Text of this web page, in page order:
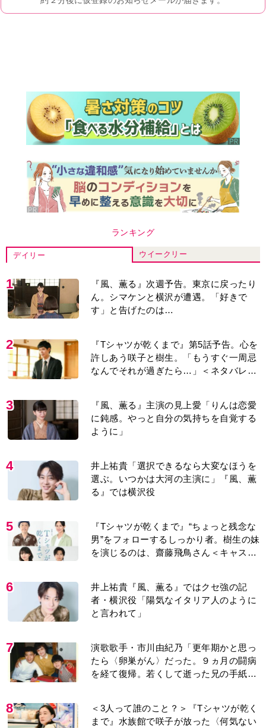
ランキング
デイリー ウイークリー
1
『風、薫る』次週予告。東京に戻ったり
ん。シマケンと横沢が遭遇。「好きで
す」と告げたのは…
2
『Tシャツが乾くまで』第5話予告。心を
許しあう咲子と樹生。「もうすぐ一周忌
なんでそれが過ぎたら…」＜ネタバレあ
3
『風、薫る』主演の見上愛「りんは恋愛
に鈍感。やっと自分の気持ちを自覚する
ように」
4
井上祐貴「選択できるなら大変なほうを
選ぶ。いつかは大河の主演に」『風、薫
る』では横沢役
5
『Tシャツが乾くまで』“ちょっと残念な
男”をフォローするしっかり者。樹生の妹
を演じるのは、齋藤飛鳥さん＜キャスト
6
井上祐貴『風、薫る』ではクセ強の記
者・横沢役「陽気なイタリア人のように
と言われて」
7
演歌歌手・市川由紀乃「更年期かと思っ
たら〈卵巣がん〉だった。９ヵ月の闘病
を経て復帰。若くして逝った兄の手紙を
8
＜3人って誰のこと？＞『Tシャツが乾く
まで』水族館で咲子が放った〈何気ない